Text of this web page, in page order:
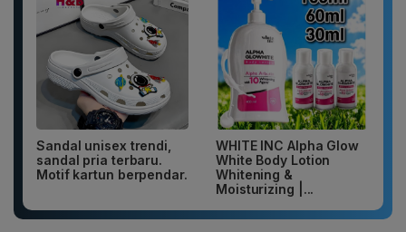
Sandal unisex trendi,
sandal pria terbaru.
Motif kartun berpendar.
WHITE INC Alpha Glow
White Body Lotion
Whitening &
Moisturizing |...